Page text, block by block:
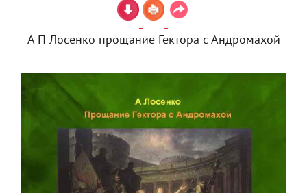
А П Лосенко прощание Гектора с Андромахой